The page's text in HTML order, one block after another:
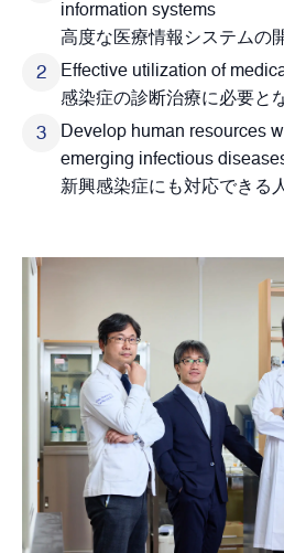
information systems
高度な医療情報システムの
Effective utilization of
感染症の診断治療に必要と
Develop human resources
emerging infectious
新興感染症にも対応できる